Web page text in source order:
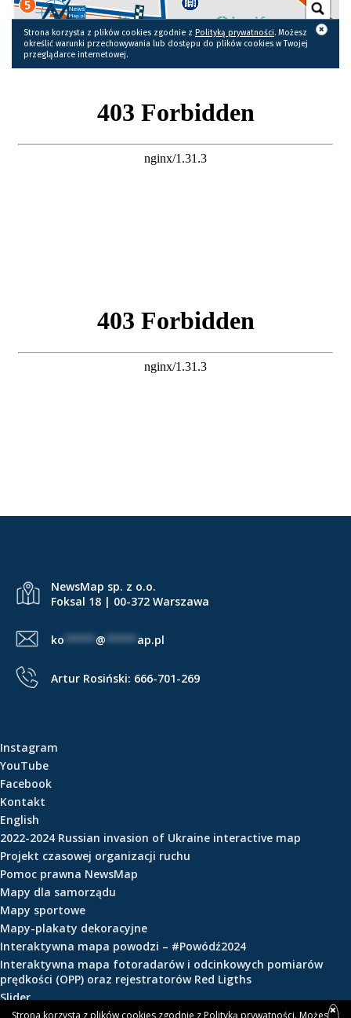
NewsMap sp. z o.o.
Foksal 18 | 00-372 Warszawa
ko ***** @ ***** ap.pl
Artur Rosiński: 666-701-269
Instagram
YouTube
Facebook
Kontakt
English
2022-2024 Russian invasion of Ukraine interactive map
Projekt czasowej organizacji ruchu
Pomoc prawna NewsMap
Mapy dla samorządu
Mapy sportowe
Mapy-plakaty dekoracyjne
Interaktywna mapa powodzi – #Powódź2024
Interaktywna mapa fotoradarów i odcinkowych pomiarów
prędkości (OPP) oraz rejestratorów Red Ligths
Slider
Strona korzysta z plików cookies zgodnie zPolityką prywatności. Możesz